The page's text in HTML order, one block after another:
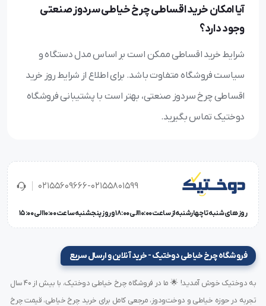
آیا امکان خرید اقساطی چرخ خیاطی سردوز صنعتی
وجود دارد؟
شرایط خرید اقساطی ممکن است بر اساس مدل دستگاه و
سیاست فروشگاه متفاوت باشد. برای اطلاع از شرایط روز خرید
اقساطی چرخ سردوز صنعتی، بهتر است با پشتیبانی فروشگاه
دوختیک تماس بگیرید.
02155609666-02155801599
روز های شنبه تا چهارشنبه از ساعت 10:00 الی 18:00 و روز پنجشنبه ساعت 10:00 الی 15:00
فروشگاه چرخ خیاطی دوختیک - خرید آنلاین و ارسال سریع
به دوختیک خوش آمدید! 🌟 ما در فروشگاه چرخ خیاطی دوختیک، با بیش از ۴۰ سال
تجربه در حوزه خیاطی و دوخت‌ودوز، مرجعی کامل برای خرید چرخ خیاطی، قیمت چرخ